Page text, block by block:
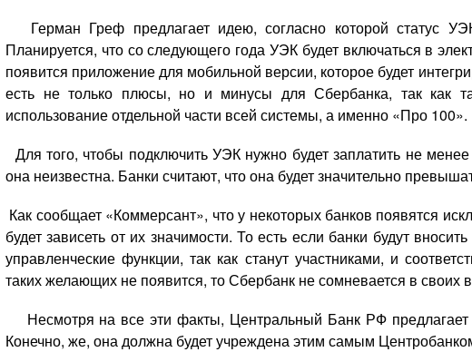
Герман Греф предлагает идею, согласно которой статус
Планируется, что со следующего года УЭК будет включаться в
появится приложение для мобильной версии, которое будет
есть не только плюсы, но и минусы для Сбербанка, так как
использование отдельной части всей системы, а именно «Про 100».
Для того, чтобы подключить УЭК нужно будет заплатить не
она неизвестна. Банки считают, что она будет значительно
Как сообщает «Коммерсант», что у некоторых банков появятся
будет зависеть от их значимости. То есть если банки будут
управленческие функции, так как станут участниками, и
таких желающих не появится, то Сбербанк не сомневается в своих
Несмотря на все эти факты, Центральный Банк РФ
Конечно, же, она должна будет учреждена этим самым